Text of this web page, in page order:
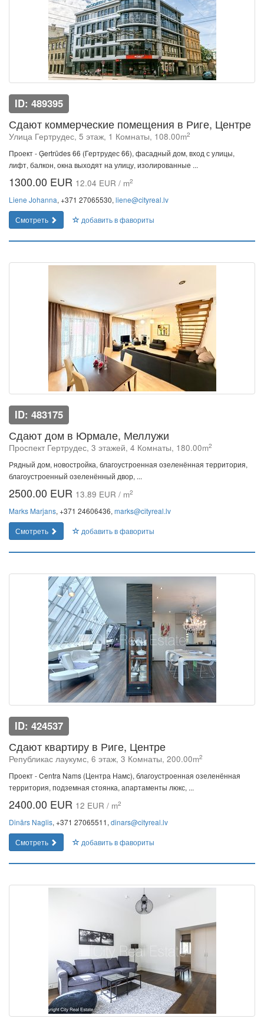
ID: 489395
Сдают коммерческие помещения в Риге, Центре
Улица Гертрудес, 5 этаж, 1 Комнаты, 108.00m2
Проект - Ģertrūdes 66 (Гертрудес 66), фасадный дом, вход с улицы,
лифт, балкон, окна выходят на улицу, изолированные ...
1300.00 EUR 12.04 EUR / m2
Liene Johanna, +371 27065530, liene@cityreal.lv
Смотреть
добавить в фавориты
ID: 483175
Сдают дом в Юрмале, Меллужи
Проспект Гертрудес, 3 этажей, 4 Комнаты, 180.00m2
Рядный дом, новостройка, благоустроенная озеленённая территория,
благоустроенный озеленённый двор, ...
2500.00 EUR 13.89 EUR / m2
Marks Marjans, +371 24606436, marks@cityreal.lv
Смотреть
добавить в фавориты
ID: 424537
Сдают квартиру в Риге, Центре
Републикас лаукумс, 6 этаж, 3 Комнаты, 200.00m2
Проект - Centra Nams (Центра Намс), благоустроенная озеленённая
территория, подземная стоянка, апартаменты люкс, ...
2400.00 EUR 12 EUR / m2
Dinārs Naglis, +371 27065511, dinars@cityreal.lv
Смотреть
добавить в фавориты